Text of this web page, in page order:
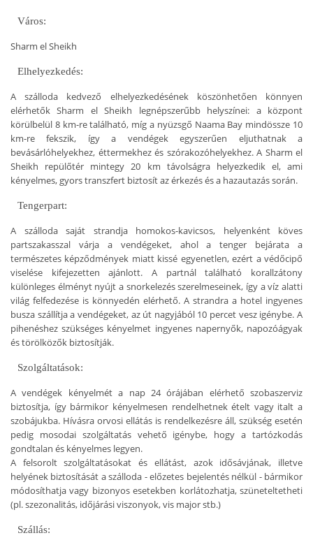
Város:
Sharm el Sheikh
Elhelyezkedés:
A szálloda kedvező elhelyezkedésének köszönhetően könnyen
elérhetők Sharm el Sheikh legnépszerűbb helyszínei: a központ
körülbelül 8 km-re található, míg a nyüzsgő Naama Bay mindössze 10
km-re fekszik, így a vendégek egyszerűen eljuthatnak a
bevásárlóhelyekhez, éttermekhez és szórakozóhelyekhez. A Sharm el
Sheikh repülőtér mintegy 20 km távolságra helyezkedik el, ami
kényelmes, gyors transzfert biztosít az érkezés és a hazautazás során.
Tengerpart:
A szálloda saját strandja homokos-kavicsos, helyenként köves
partszakasszal várja a vendégeket, ahol a tenger bejárata a
természetes képződmények miatt kissé egyenetlen, ezért a védőcipő
viselése kifejezetten ajánlott. A partnál található korallzátony
különleges élményt nyújt a snorkelezés szerelmeseinek, így a víz alatti
világ felfedezése is könnyedén elérhető. A strandra a hotel ingyenes
busza szállítja a vendégeket, az út nagyjából 10 percet vesz igénybe. A
pihenéshez szükséges kényelmet ingyenes napernyők, napozóágyak
és törölközők biztosítják.
Szolgáltatások:
A vendégek kényelmét a nap 24 órájában elérhető szobaszerviz
biztosítja, így bármikor kényelmesen rendelhetnek ételt vagy italt a
szobájukba. Hívásra orvosi ellátás is rendelkezésre áll, szükség esetén
pedig mosodai szolgáltatás vehető igénybe, hogy a tartózkodás
gondtalan és kényelmes legyen.
A felsorolt szolgáltatásokat és ellátást, azok idősávjának, illetve
helyének biztosítását a szálloda - előzetes bejelentés nélkül - bármikor
módosíthatja vagy bizonyos esetekben korlátozhatja, szüneteltetheti
(pl. szezonalitás, időjárási viszonyok, vis major stb.)
Szállás: